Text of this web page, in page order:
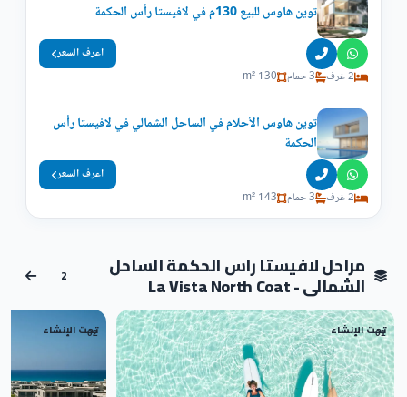
توين هاوس للبيع 130م في لافيستا رأس الحكمة
2 غرف 3 حمام 130 m²
اعرف السعر
توين هاوس الأحلام في الساحل الشمالي في لافيستا رأس
الحكمة
2 غرف 3 حمام 143 m²
اعرف السعر
مراحل لافيستا راس الحكمة الساحل
الشمالى - La Vista North Coat 2
تحت الإنشاء
01 تحت الإنشاء
02